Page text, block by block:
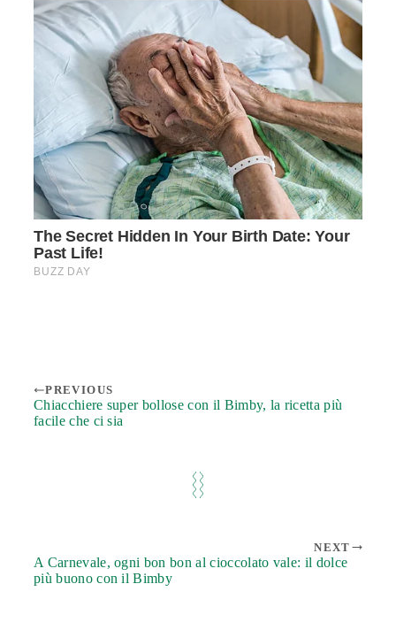
PREVIOUS
Chiacchiere super bollose con il Bimby, la ricetta più
facile che ci sia
NEXT
A Carnevale, ogni bon bon al cioccolato vale: il dolce
più buono con il Bimby